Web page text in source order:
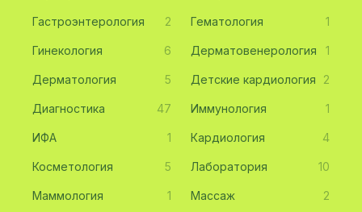
Гастроэнтерология 2 Гематология 1
Гинекология 6 Дерматовенерология 1
Дерматология 5 Детские кардиология 2
Диагностика 47 Иммунология 1
ИФА 1 Кардиология 4
Косметология 5 Лаборатория 10
Маммология 1 Массаж 2